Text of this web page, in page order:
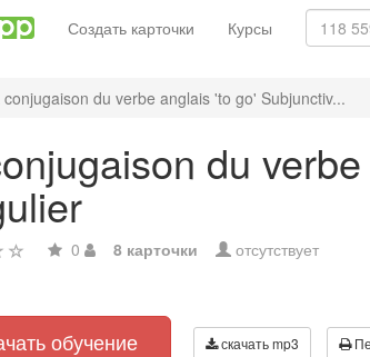
Создать карточки Курсы
conjugaison du verbe anglais 'to go' Subjunctiv...
du
0 8 карточки отсутствует
обучение скачать mp3